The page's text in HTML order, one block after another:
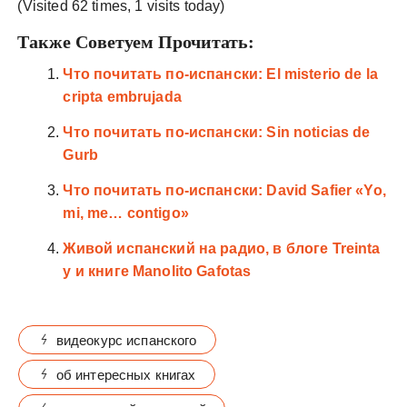
(Visited 62 times, 1 visits today)
Также Советуем Прочитать:
Что почитать по-испански: El misterio de la
cripta embrujada
Что почитать по-испански: Sin noticias de
Gurb
Что почитать по-испански: David Safier «Yo,
mi, me… contigo»
Живой испанский на радио, в блоге Treinta
y и книге Manolito Gafotas
видеокурс испанского
об интересных книгах